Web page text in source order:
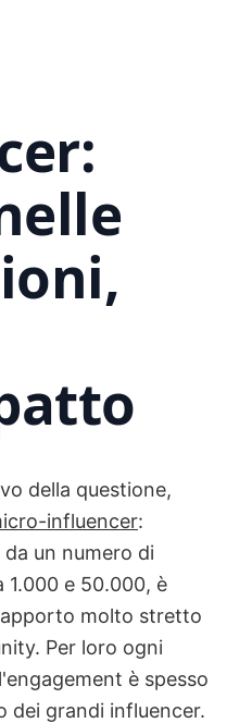
della questione,
influencer:
un numero di
e 50.000, è
molto stretto
Per loro ogni
è spesso
dei grandi influencer.